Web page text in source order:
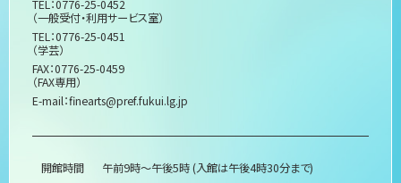
TEL：0776-25-0452
（一般受付・利用サービス室）
TEL：0776-25-0451
（学芸）
FAX：0776-25-0459
（FAX専用）
E-mail：finearts@pref.fukui.lg.jp
開館時間
午前9時～午後5時 (入館は午後4時30分まで)